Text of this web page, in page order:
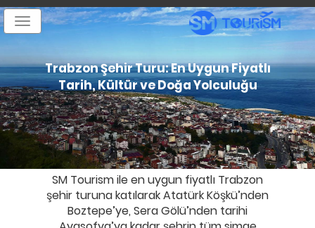
Trabzon Şehir Turu: En Uygun Fiyatlı
Tarih, Kültür ve Doğa Yolculuğu
SM Tourism ile en uygun fiyatlı Trabzon
şehir turuna katılarak Atatürk Köşkü’nden
Boztepe’ye, Sera Gölü’nden tarihi
Toggle
navigation